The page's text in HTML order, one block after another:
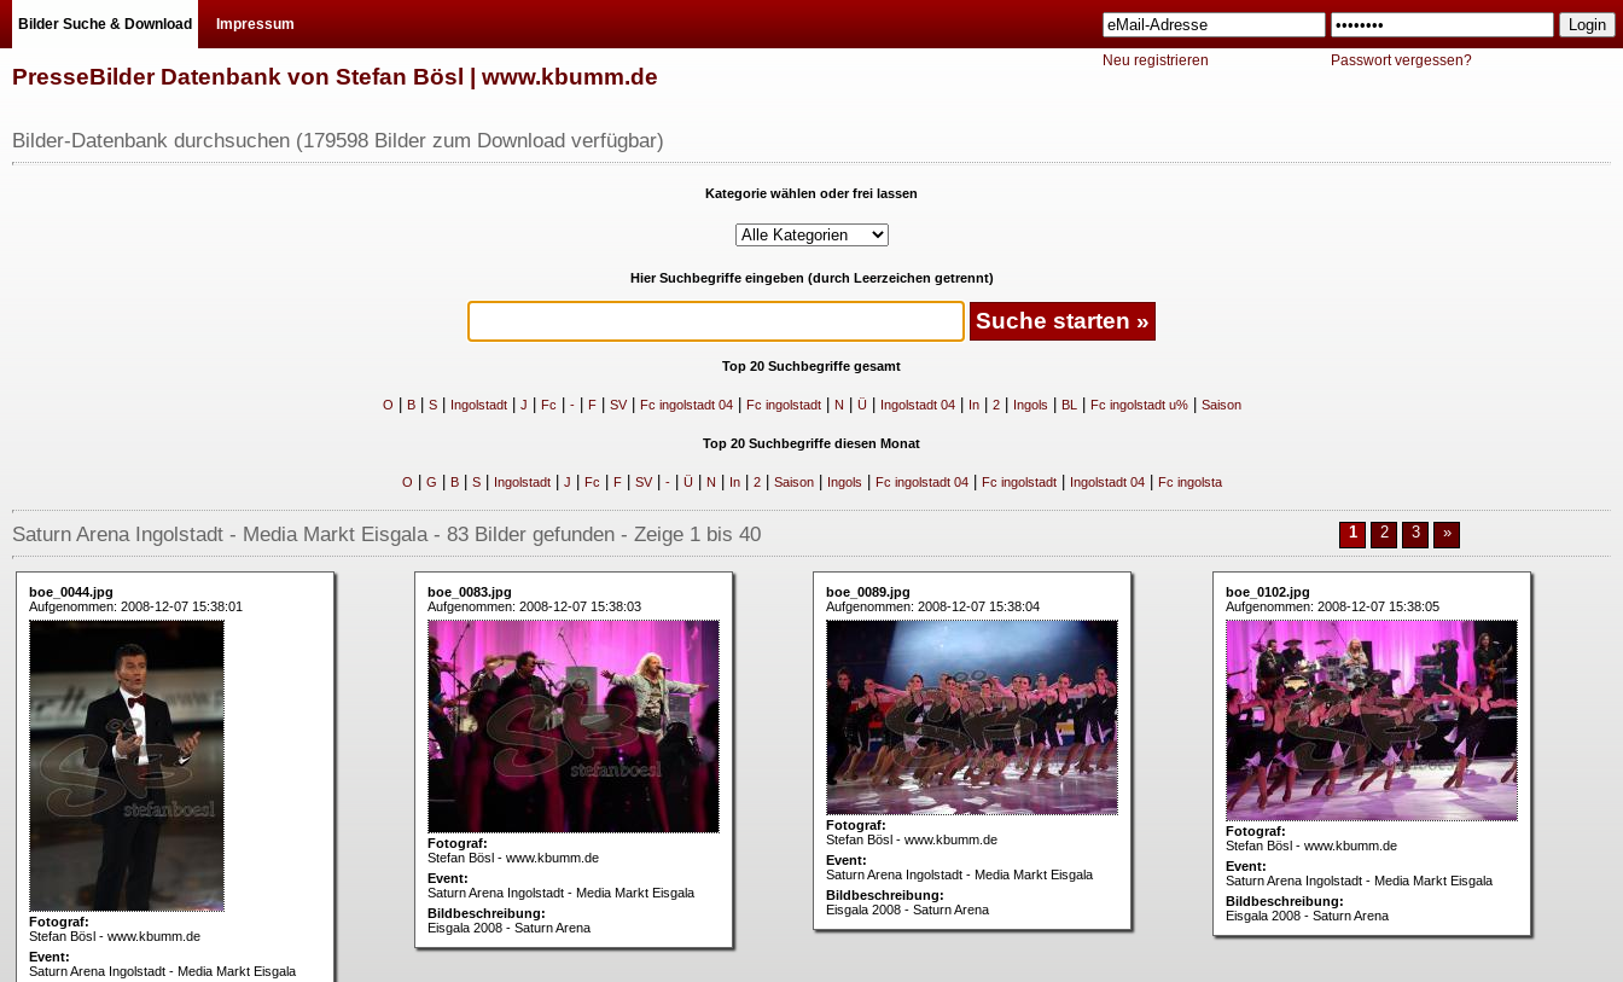
Bilder Suche & Download Impressum
Neu registrieren Passwort vergessen?
PresseBilder Datenbank von Stefan Bösl | www.kbumm.de
Bilder-Datenbank durchsuchen (179598 Bilder zum Download verfügbar)
Kategorie wählen oder frei lassen
Hier Suchbegriffe eingeben (durch Leerzeichen getrennt)
Top 20 Suchbegriffe gesamt
O B| S| Ingolstadt| J Fc -| F| SV| Fc ingolstadt 04| Fc ingolstadt| N Ü Ingolstadt 04| In| 2| Ingols BL | Fc ingolstadt u%| Saison
Top 20 Suchbegriffe diesen Monat
O G B| S| Ingolstadt| J Fc F| SV| -| Ü| N In| 2| Saison| Ingols Fc ingolstadt 04| Fc ingolstadt| Ingolstadt 04| Fc ingolsta
Saturn Arena Ingolstadt - Media Markt Eisgala - 83 Bilder gefunden - Zeige 1 bis 40 1 2 3 »
boe_0044.jpg
Aufgenommen: 2008-12-07 15:38:01
Fotograf:
Stefan Bösl - www.kbumm.de
Event:
Saturn Arena Ingolstadt - Media Markt Eisgala
boe_0083.jpg
Aufgenommen: 2008-12-07 15:38:03
Fotograf:
Stefan Bösl - www.kbumm.de
Event:
Saturn Arena Ingolstadt - Media Markt Eisgala
Bildbeschreibung:
Eisgala 2008 - Saturn Arena
boe_0089.jpg
Aufgenommen: 2008-12-07 15:38:04
Fotograf:
Stefan Bösl - www.kbumm.de
Event:
Saturn Arena Ingolstadt - Media Markt Eisgala
Bildbeschreibung:
Eisgala 2008 - Saturn Arena
boe_0102.jpg
Aufgenommen: 2008-12-07 15:38:05
Fotograf:
Stefan Bösl - www.kbumm.de
Event:
Saturn Arena Ingolstadt - Media Markt Eisgala
Bildbeschreibung:
Eisgala 2008 - Saturn Arena